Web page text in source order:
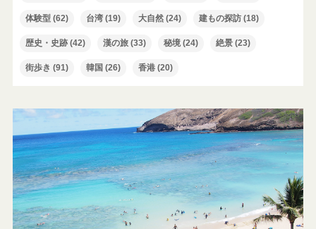
体験型(62) 台湾(19) 大自然(24) 建もの探訪(18)
歴史・史跡(42) 漢の旅(33) 秘境(24) 絶景(23)
街歩き (91) 韓国 (26) 香港(20)